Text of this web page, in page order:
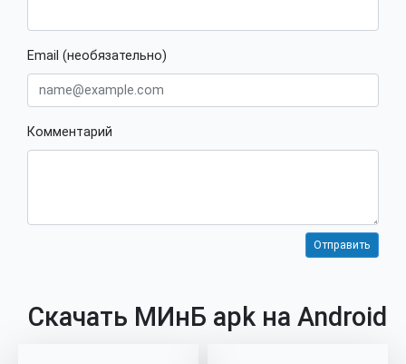
Email (необязательно)
Комментарий
Скачать МИнБ apk на Android